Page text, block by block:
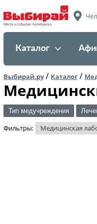
Места и события Челябинска
Каталог
Выбирай.ру/ Каталог /
Тип медучреждения
Фильтры: Медицинская